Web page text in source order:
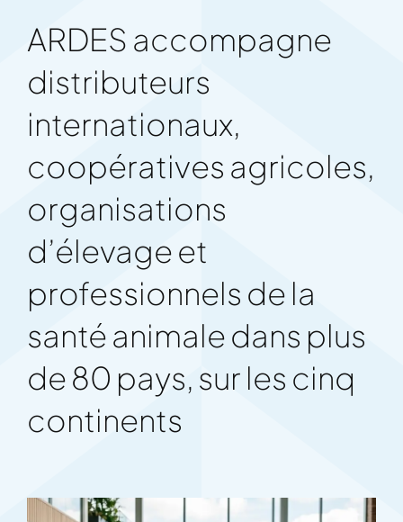
ARDES accompagne
distributeurs
internationaux,
coopératives agricoles,
organisations
d’élevage et
professionnels de la
santé animale dans plus
de 80 pays, sur les cinq
continents